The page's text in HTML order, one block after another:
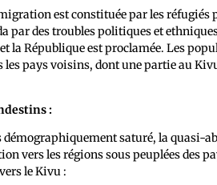
est constituée par les réfugiés
par des troubles politiques et
la République est proclamée. Les
les pays voisins, dont une partie au
:
démographiquement saturé, la quasi-
vers les régions sous peuplées des
le Kivu :